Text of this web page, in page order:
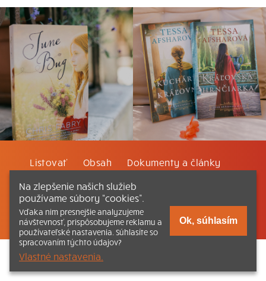
Listovať Obsah Dokumenty a články
Kontakt Tlačená verzia Katechizmu
© 2026 katechizmus.sk |Všetky práva vyhradené
funguje aj vďaka kresťanskému kníhkupectvu Kumran.sk
Na zlepšenie našich služieb
používame súbory “cookies”.
Vďaka nim presnejšie analyzujeme
návštevnosť, prispôsobujeme reklamu a
používateľské nastavenia. Súhlasíte so
spracovaním týchto údajov?
Vlastné nastavenia.
Ok, súhlasím